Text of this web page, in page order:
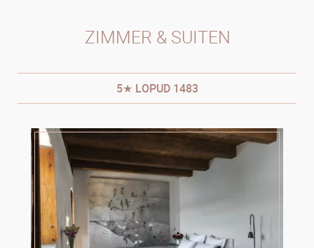
ZIMMER & SUITEN
5★ LOPUD 1483